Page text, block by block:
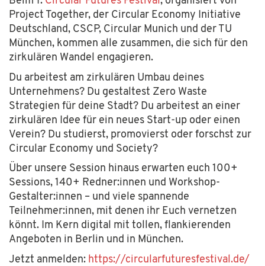
Project Together, der Circular Economy Initiative
Deutschland, CSCP, Circular Munich und der TU
München, kommen alle zusammen, die sich für den
zirkulären Wandel engagieren.
Du arbeitest am zirkulären Umbau deines
Unternehmens? Du gestaltest Zero Waste
Strategien für deine Stadt? Du arbeitest an einer
zirkulären Idee für ein neues Start-up oder einen
Verein? Du studierst, promovierst oder forschst zur
Circular Economy und Society?
Über unsere Session hinaus erwarten euch 100+
Sessions, 140+ Redner:innen und Workshop-
Gestalter:innen – und viele spannende
Teilnehmer:innen, mit denen ihr Euch vernetzen
könnt. Im Kern digital mit tollen, flankierenden
Angeboten in Berlin und in München.
Jetzt anmelden: https://circularfuturesfestival.de/